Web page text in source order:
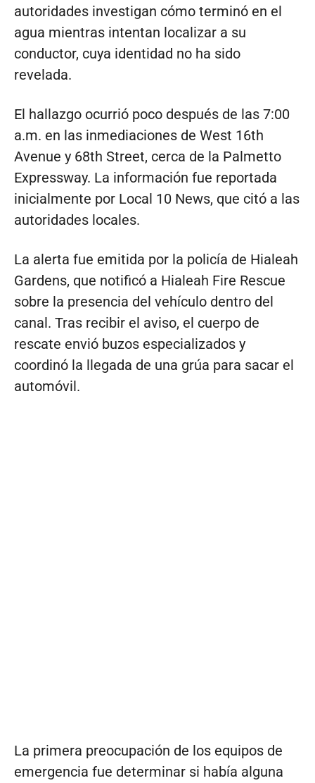
autoridades investigan cómo terminó en el
agua mientras intentan localizar a su
conductor, cuya identidad no ha sido
revelada.
El hallazgo ocurrió poco después de las 7:00
a.m. en las inmediaciones de West 16th
Avenue y 68th Street, cerca de la Palmetto
Expressway. La información fue reportada
inicialmente por Local 10 News, que citó a las
autoridades locales.
La alerta fue emitida por la policía de Hialeah
Gardens, que notificó a Hialeah Fire Rescue
sobre la presencia del vehículo dentro del
canal. Tras recibir el aviso, el cuerpo de
rescate envió buzos especializados y
coordinó la llegada de una grúa para sacar el
automóvil.
La primera preocupación de los equipos de
emergencia fue determinar si había alguna